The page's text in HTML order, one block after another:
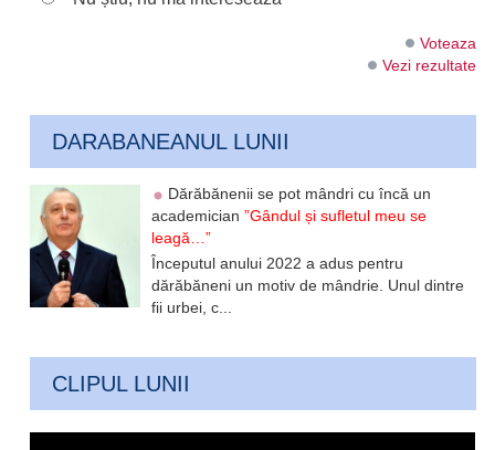
Voteaza
Vezi rezultate
DARABANEANUL LUNII
Dărăbănenii se pot mândri cu încă un
academician”Gândul și sufletul meu se
leagă…”
Începutul anului 2022 a adus pentru
dărăbăneni un motiv de mândrie. Unul dintre
fii urbei, c...
CLIPUL LUNII